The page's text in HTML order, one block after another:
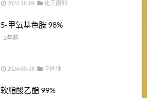
2024-10-09 化工原料
5-甲氧基色胺 98%
- 2年前
2024-09-18 中间体
软脂酸乙酯 99%